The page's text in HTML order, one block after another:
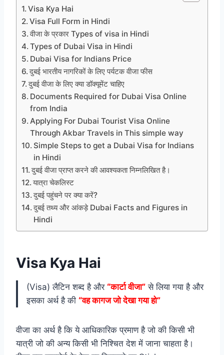
Visa Kya Hai
Visa Full Form in Hindi
वीजा के प्रकार Types of visa in Hindi
Types of Dubai Visa in Hindi
Dubai Visa for Indians Price
दुबई भारतीय नागरिकों के लिए पर्यटक वीजा फीस
दुबई वीजा के लिए क्या डॉक्यूमेंट चाहिए
Documents Required for Dubai Visa Online
from India
Applying For Dubai Tourist Visa Online
Through Akbar Travels in This simple way
Simple Steps to get a Dubai Visa for Indians
in Hindi
दुबई वीजा प्राप्त करने की आवश्यकता निम्नलिखित है।
यात्रा चेकलिस्ट
दुबई पहुंचने पर क्या करें?
दुबई तथ्य और आंकड़े Dubai Facts and Figures in
Hindi
Visa Kya Hai
(Visa) लैटिन शब्द है और “कार्टा वीजा” से लिया गया है और
इसका अर्थ है की “वह कागज जो देखा गया हो”
वीजा का अर्थ है कि ये आधिकारिक प्रमाण है जो की किसी भी
यात्री जो की अन्य किसी भी निश्चित देश में जाना चाहता है।